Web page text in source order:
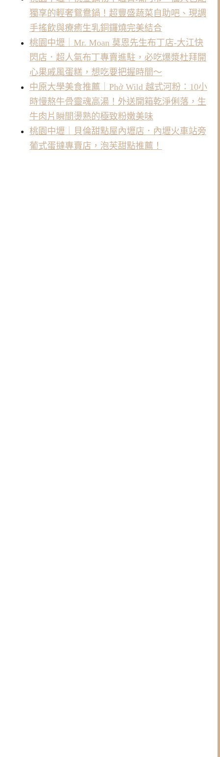
獨享的輕奢鴛鴦鍋！超豐盛蔬菜自助吧、現調
手搖飲與療癒生乳銅鑼燒完美結合
桃園中壢｜Mr. Moan 莫恩先生布丁店-大江快
閃店．超人氣布丁專賣進駐，必吃爆漿杜拜開
心果戚風蛋糕，想吃要把握時間～
中原大學美食推薦｜Phở Wild 越式河粉：10小
時慢熬牛骨靈魂高湯！外送開箱乾淨俐落，生
牛肉片瞬間燙熟的極致粉嫩美味
桃園中壢｜貝倫甜點屋內壢店．內壢火車站旁
葡式蛋撻專賣店，泡芙甜點推薦！